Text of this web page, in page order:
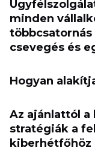
minden
csevegés és
Hogyan
Az ajánlattól
stratégiák a
kiberhétfőhöz